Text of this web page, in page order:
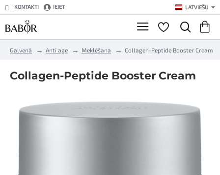
KONTAKTI IEIET LATVIEŠU
Galvenā
e
Anti age Meklēšana Collagen-Peptide Booster Cream
Collagen-Peptide Booster Cream